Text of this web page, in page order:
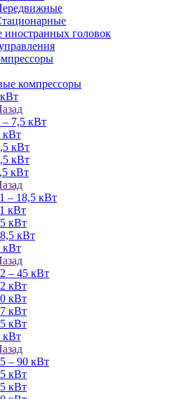
иностранных головок
компрессоры
– 7,5 кВт
кВт
кВт
кВт
кВт
– 18,5 кВт
кВт
кВт
кВт
кВт
– 45 кВт
кВт
кВт
кВт
кВт
кВт
– 90 кВт
кВт
кВт